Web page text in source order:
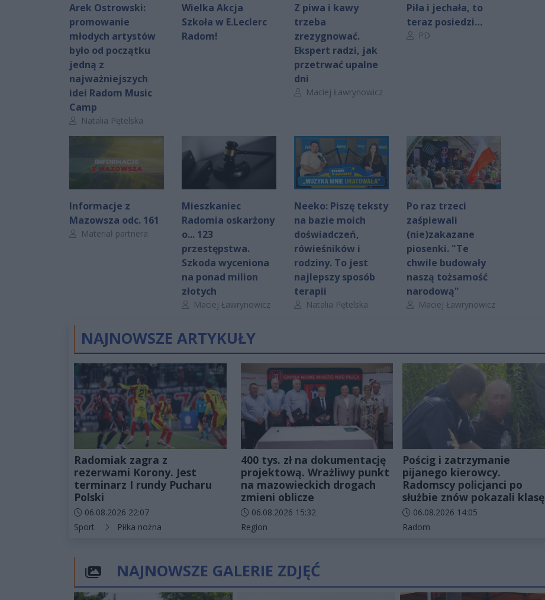
Arek Ostrowski:
promowanie
młodych artystów
było od początku
jedną z
najważniejszych
idei Radom Music
Camp
Autor artykułu:
Natalia Pętelska
Wielka Akcja
Szkoła w E.Leclerc
Radom!
Z piwa i kawy
trzeba
zrezygnować.
Ekspert radzi, jak
przetrwać upalne
dni
Autor artykułu:
Maciej Ławrynowicz
Piła i jechała, to
teraz posiedzi…
Autor artykułu:
PD
Informacje z
Mazowsza odc. 161
Autor artykułu:
Materiał partnera
Mieszkaniec
Radomia oskarżony
o... 123
przestępstwa.
Szkoda wyceniona
na ponad milion
złotych
Autor artykułu:
Maciej Ławrynowicz
Neeko: Piszę teksty
na bazie moich
doświadczeń,
rówieśników i
rodziny. To jest
najlepszy sposób
terapii
Autor artykułu:
Natalia Pętelska
Po raz trzeci
zaśpiewali
(nie)zakazane
piosenki. "Te
chwile budowały
naszą tożsamość
narodową"
Autor artykułu:
Maciej Ławrynowicz
NAJNOWSZE ARTYKUŁY
Radomiak zagra z
rezerwami Korony. Jest
terminarz I rundy Pucharu
Polski
Data dodania artykułu:
06.08.2026 22:07
Kategorie artykułu:
Sport Piłka nożna
400 tys. zł na dokumentację
projektową. Wrażliwy punkt
na mazowieckich drogach
zmieni oblicze
Data dodania artykułu:
06.08.2026 15:32
Kategorie artykułu:
Region
Pościg i zatrzymanie
pijanego kierowcy.
Radomscy policjanci po
służbie znów pokazali klasę
Data dodania artykułu:
06.08.2026 14:05
Kategorie artykułu:
Radom
NAJNOWSZE GALERIE ZDJĘĆ